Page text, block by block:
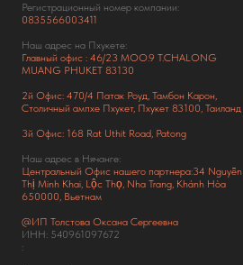
Регистрационный номер компании:
0835566003411
Наш адрес на Пхукете:
Главный офис : 46/23 MOO.9 T.CHALONG
MUANG PHUKET 83130
2й Офис: 470/4 Патак Роуд, Тамбон Карон,
Столичный ампхе Пхукет, Пхукет 83100, Таиланд
3й Офис: 168 Rat Uthit Road, Patong
Наш адрес в Нячанге:
Центральный Офис нашего партнера:34 Nguyễn
Thị Minh Khai, Lộc Thọ, Nha Trang, Khánh Hòa
650000, Вьетнам
@ИП Толстова Оксана Сергеевна
ИНН: 540961097672
: